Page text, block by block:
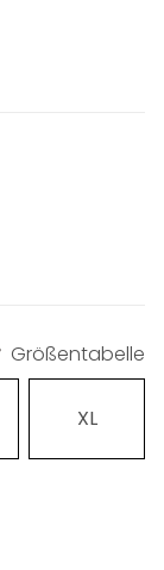
Größentabelle
XL